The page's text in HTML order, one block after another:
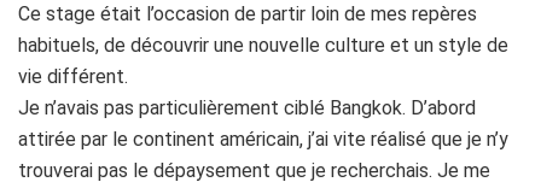
Ce stage était l’occasion de partir loin de mes repères
habituels, de découvrir une nouvelle culture et un style de
vie différent.
Je n’avais pas particulièrement ciblé Bangkok. D’abord
attirée par le continent américain, j’ai vite réalisé que je n’y
trouverai pas le dépaysement que je recherchais. Je me